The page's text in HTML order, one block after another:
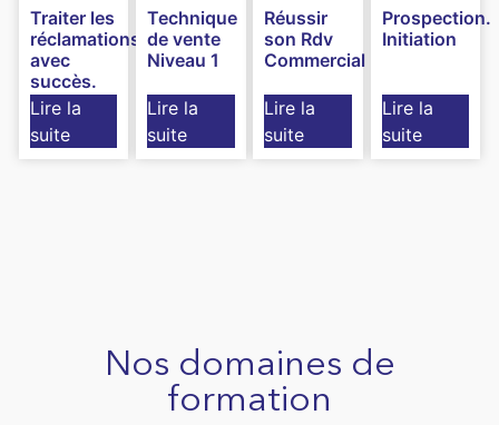
Traiter les
réclamations
avec
succès.
Initiation
Lire la
suite
Technique
de vente
Niveau 1
Lire la
suite
Réussir
son Rdv
Commercial
Lire la
suite
Prospection.
Initiation
Lire la
suite
Nos domaines de
formation